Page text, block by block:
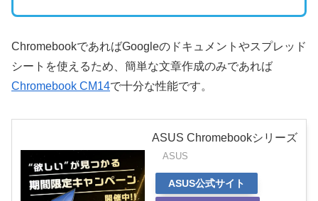
ChromebookであればGoogleのドキュメントやスプレッド
シートを使えるため、簡単な文章作成のみであれば
Chromebook CM14で十分な性能です。
ASUS Chromebookシリーズ
ASUS
ASUS公式サイト